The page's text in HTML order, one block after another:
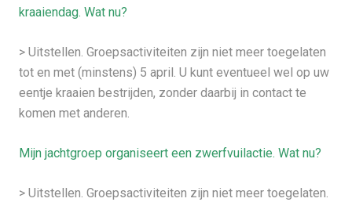
kraaiendag. Wat nu?
> Uitstellen. Groepsactiviteiten zijn niet meer toegelaten
tot en met (minstens) 5 april. U kunt eventueel wel op uw
eentje kraaien bestrijden, zonder daarbij in contact te
komen met anderen.
Mijn jachtgroep organiseert een zwerfvuilactie. Wat nu?
> Uitstellen. Groepsactiviteiten zijn niet meer toegelaten.